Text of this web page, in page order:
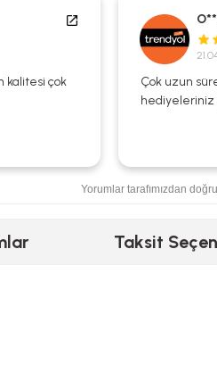
O** D**
21.04.2026
Çok uzun süredir
hediyeleriniz için teşekkür
Yorumlar tarafımızdan
Taksit